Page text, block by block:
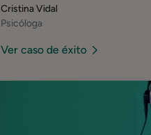
Cristina Vidal
Psicóloga
Ver caso de éxito